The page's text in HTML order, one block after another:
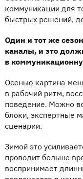
коммуникации для
быстрых решений,
Один и тот же
каналы, и это
в
Осенью картина
в рабочий ритм,
поведение. Можно
блоки, экспертные
сценарии.
Зимой это
проводит больше
воспринимает